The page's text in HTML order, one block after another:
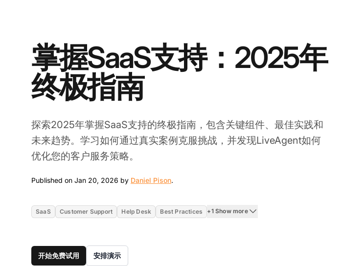
掌握SaaS支持：2025年
终极指南
探索2025年掌握SaaS支持的终极指南，包含关键组件、最佳实践和
未来趋势。学习如何通过真实案例克服挑战，并发现LiveAgent如何
优化您的客户服务策略。
Published on Jan 20, 2026 by Daniel Pison.
SaaS Customer Support Help Desk Best Practices +1 Show more
开始免费试用 安排演示